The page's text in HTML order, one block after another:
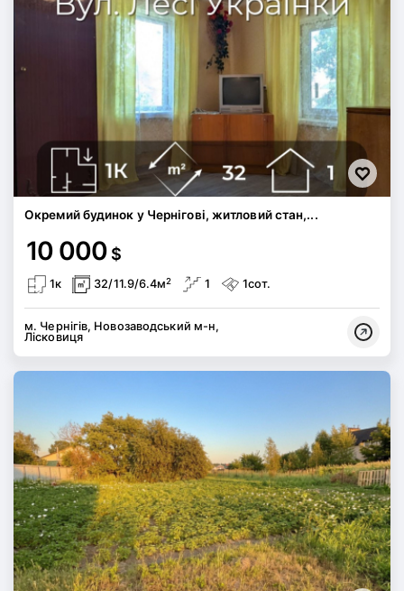
Окремий будинок у Чернігові, житловий стан,...
10 000 $
1к 32/11.9/6.4м2 1 1сот.
м. Чернігів, Новозаводський м-н,
Лісковиця